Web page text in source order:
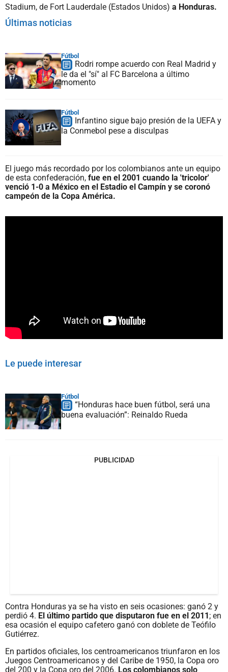
Stadium, de Fort Lauderdale (Estados Unidos) a Honduras.
Últimas noticias
Fútbol
Rodri rompe acuerdo con Real Madrid y
le da el "sí" al FC Barcelona a último
momento
Fútbol
Infantino sigue bajo presión de la UEFA y
la Conmebol pese a disculpas
El juego más recordado por los colombianos ante un equipo
de esta confederación, fue en el 2001 cuando la 'tricolor'
venció 1-0 a México en el Estadio el Campín y se coronó
campeón de la Copa América.
Le puede interesar
Fútbol
“Honduras hace buen fútbol, será una
buena evaluación”: Reinaldo Rueda
PUBLICIDAD
Contra Honduras ya se ha visto en seis ocasiones: ganó 2 y
perdió 4. El último partido que disputaron fue en el 2011 ; en
esa ocasión el equipo cafetero ganó con doblete de Teófilo
Gutiérrez.
En partidos oficiales, los centroamericanos triunfaron en los
Juegos Centroamericanos y del Caribe de 1950, la Copa oro
del 200 y la Copa oro del 2006. Los colombianos solo